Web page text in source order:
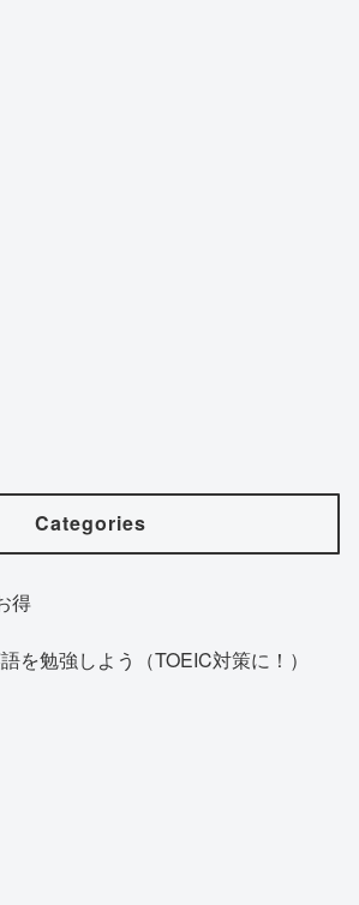
Categories
得
を勉強しよう（TOEIC対策に！）